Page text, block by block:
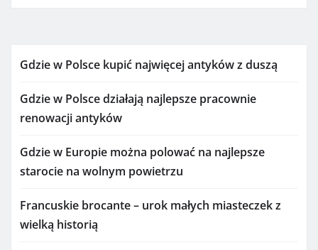
Gdzie w Polsce kupić najwięcej antyków z duszą
Gdzie w Polsce działają najlepsze pracownie
renowacji antyków
Gdzie w Europie można polować na najlepsze
starocie na wolnym powietrzu
Francuskie brocante – urok małych miasteczek z
wielką historią